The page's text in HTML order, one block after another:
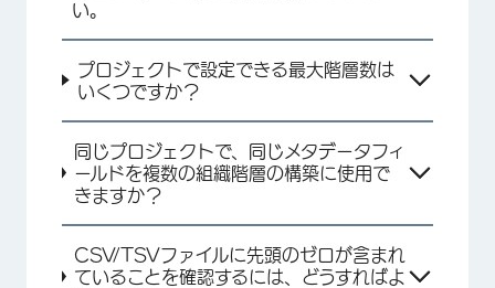
い。
プロジェクトで設定できる最大階層数は
いくつですか？
同じプロジェクトで、同じメタデータフィ
ールドを複数の組織階層の構築に使用で
きますか？
CSV/TSVファイルに先頭のゼロが含まれ
ていることを確認するには、どうすればよ